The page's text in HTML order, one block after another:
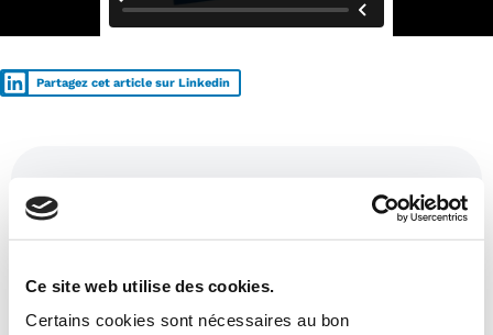
Ce site web utilise des cookies.
Certains cookies sont nécessaires au bon
Partagez cet article sur Linkedin
Ces articles pourraient aussi vous
intéresser :